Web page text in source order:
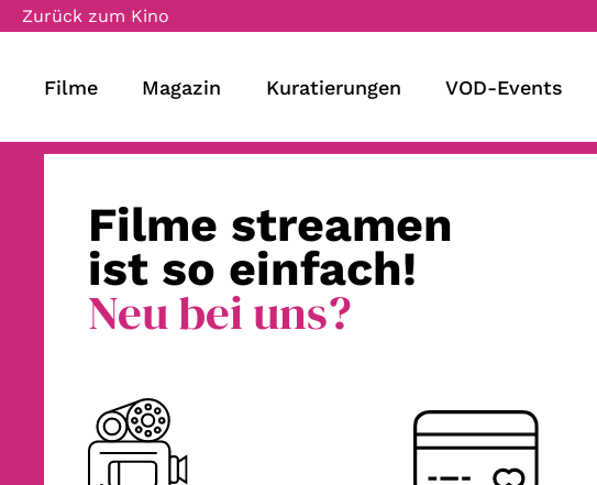
Zurück zum Kino
Filme Magazin Kuratierungen VOD-Events
Filme streamen
ist so einfach!
Neu bei uns?